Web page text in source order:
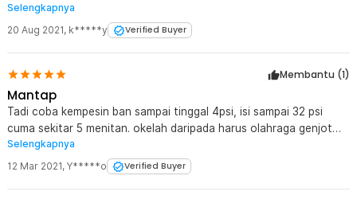
kabelnya but overall is ok
Selengkapnya
20 Aug 2021, k*****y Verified Buyer
Membantu (1)
Mantap
Tadi coba kempesin ban sampai tinggal 4psi, isi sampai 32 psi
cuma sekitar 5 menitan. okelah daripada harus olahraga genjot
pompa
Selengkapnya
12 Mar 2021, Y*****o Verified Buyer